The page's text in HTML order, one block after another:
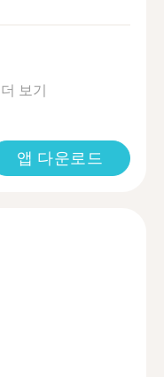
더 보기
앱 다운로드